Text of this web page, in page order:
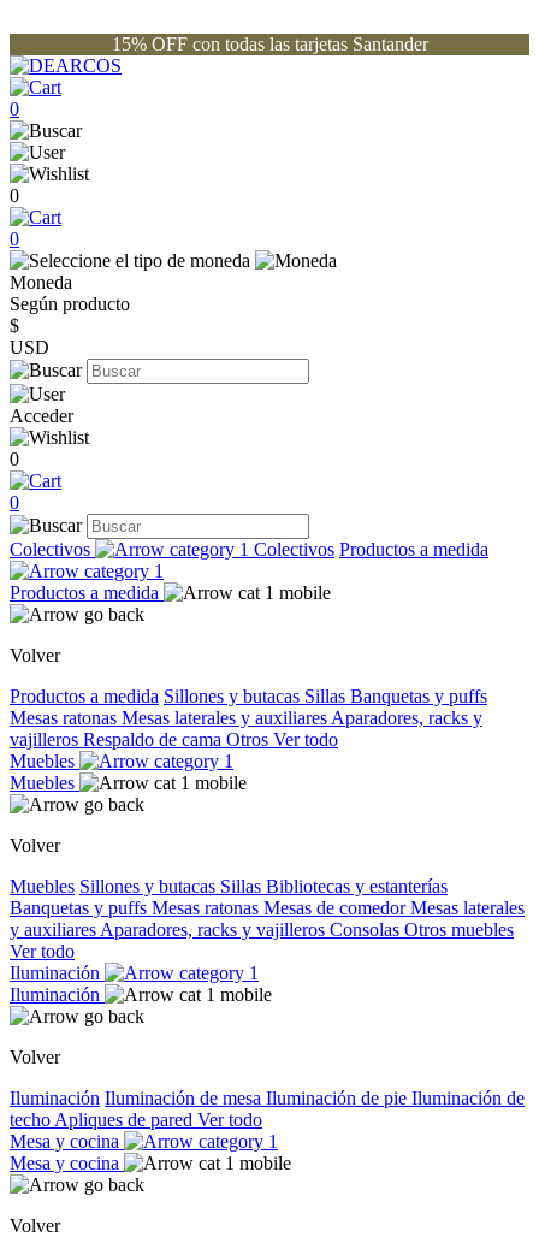
15% OFF con todas las tarjetas Santander
0
0
0
Moneda
Según producto
$
USD
Acceder
0
0
Colectivos Colectivos Productos a medida
Productos a medida
Volver
Productos a medida Sillones y butacas Sillas Banquetas y puffs
Mesas ratonas Mesas laterales y auxiliares Aparadores, racks y
vajilleros Respaldo de cama Otros Ver todo
Muebles
Muebles
Volver
Muebles Sillones y butacas Sillas Bibliotecas y estanterías
Banquetas y puffs Mesas ratonas Mesas de comedorMesas laterales
y auxiliares Aparadores, racks y vajilleros Consolas Otros muebles
Ver todo
Iluminación
Iluminación
Volver
Iluminación Iluminación de mesa Iluminación de pie Iluminación de
techo Apliques de pared Ver todo
Mesa y cocina
Mesa y cocina
Volver